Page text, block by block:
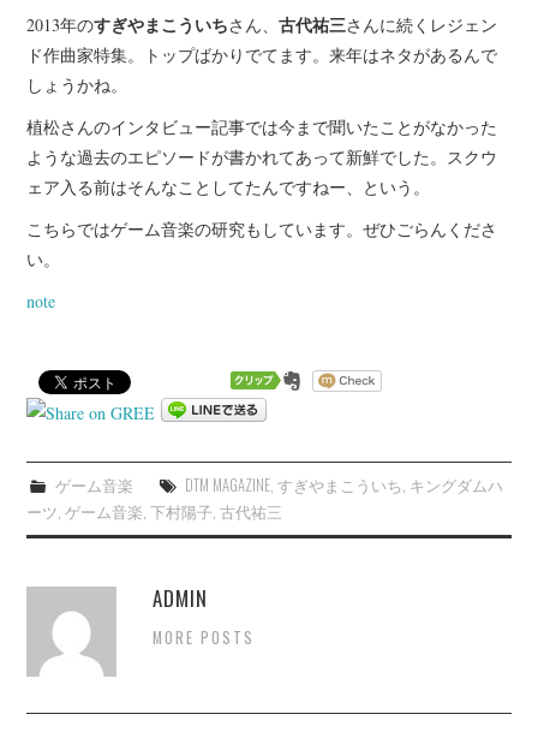
2013年のすぎやまこういちさん、古代祐三さんに続くレジェン
ド作曲家特集。トップばかりでてます。来年はネタがあるんで
しょうかね。
植松さんのインタビュー記事では今まで聞いたことがなかった
ような過去のエピソードが書かれてあって新鮮でした。スクウ
ェア入る前はそんなことしてたんですねー、という。
こちらではゲーム音楽の研究もしています。ぜひごらんくださ
い。
note
ゲーム音楽 DTM MAGAZINE, すぎやまこういち キングダムハ
ーツ ,ゲーム音楽 ,下村陽子 ,古代祐三
ADMIN
MORE POSTS